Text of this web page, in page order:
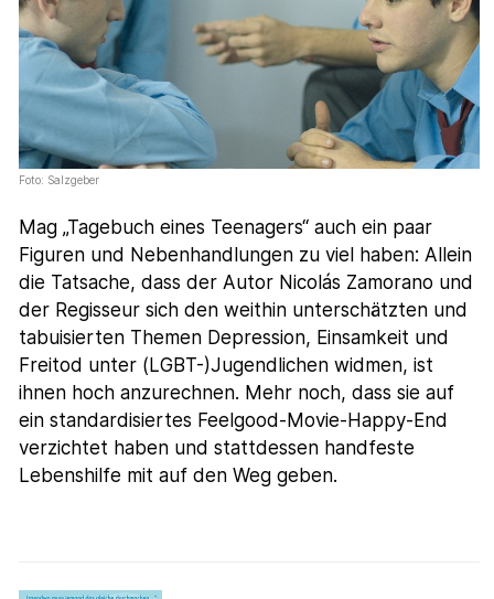
Foto: Salzgeber
Mag „Tagebuch eines Teenagers“ auch ein paar
Figuren und Nebenhandlungen zu viel haben: Allein
die Tatsache, dass der Autor Nicolás Zamorano und
der Regisseur sich den weithin unterschätzten und
tabuisierten Themen Depression, Einsamkeit und
Freitod unter (LGBT-)Jugendlichen widmen, ist
ihnen hoch anzurechnen. Mehr noch, dass sie auf
ein standardisiertes Feelgood-Movie-Happy-End
verzichtet haben und stattdessen handfeste
Lebenshilfe mit auf den Weg geben.